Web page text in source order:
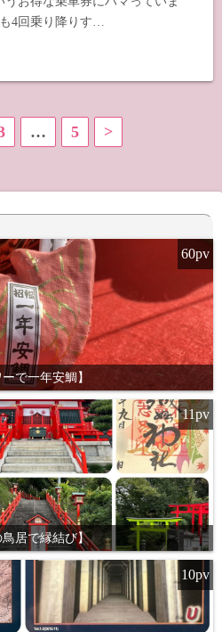
4回乗り降りす…
… 5 >
で一年安鯛】
60pv
居で縁結び】
11pv
10pv